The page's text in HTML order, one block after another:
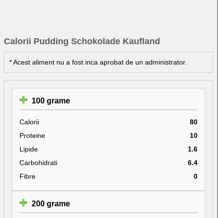
Calorii Pudding Schokolade Kaufland
* Acest aliment nu a fost inca aprobat de un administrator.
100 grame
Calorii
80
Proteine
10
Lipide
1.6
Carbohidrati
6.4
Fibre
0
200 grame